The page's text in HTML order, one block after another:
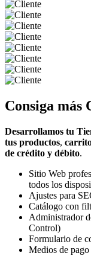
Consiga más
Desarrollamos tu
tus productos,
de crédito y débito.
Sitio Web
todos los
Ajustes para
Catálogo con
Administrador
Control)
Formulario de
Medios de